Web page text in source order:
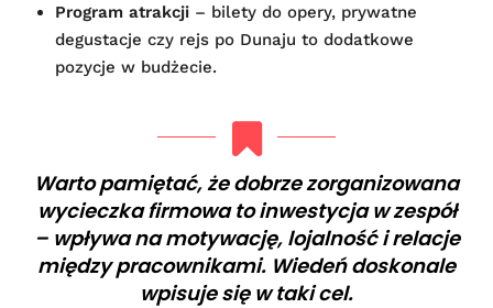
Program atrakcji – bilety do opery, prywatne
degustacje czy rejs po Dunaju to dodatkowe
pozycje w budżecie.
Warto pamiętać, że dobrze zorganizowana
wycieczka firmowa to inwestycja w zespół
– wpływa na motywację, lojalność i relacje
między pracownikami. Wiedeń doskonale
wpisuje się w taki cel.